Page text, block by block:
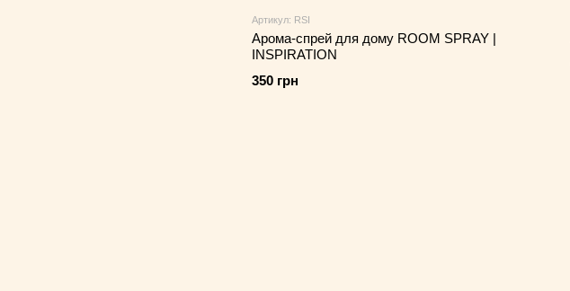
Артикул: RSI
Арома-спрей для дому ROOM SPRAY |
INSPIRATION
350 грн